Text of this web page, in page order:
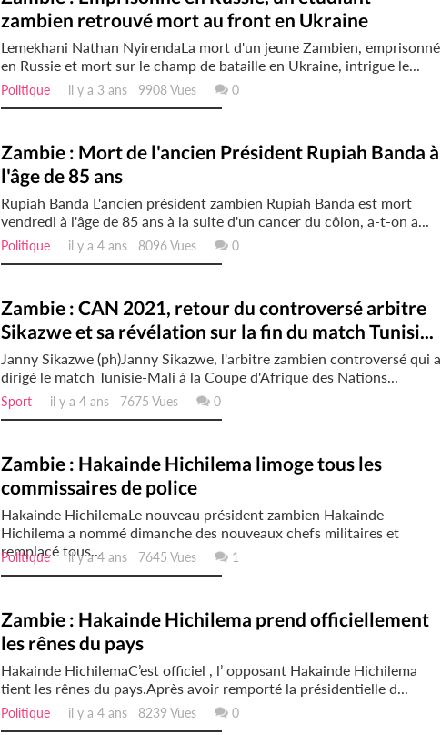
zambien retrouvé mort au front en Ukraine
Lemekhani Nathan NyirendaLa mort d'un jeune Zambien, emprisonné
en Russie et mort sur le champ de bataille en Ukraine, intrigue le...
Politique il y a 3 ans 9908 Vues 0
Zambie : Mort de l'ancien Président Rupiah Banda à
l'âge de 85 ans
Rupiah Banda L'ancien président zambien Rupiah Banda est mort
vendredi à l'âge de 85 ans à la suite d'un cancer du côlon, a-t-on a...
Politique il y a 4 ans 8096 Vues 0
Zambie : CAN 2021, retour du controversé arbitre
Sikazwe et sa révélation sur la fin du match Tunisi...
Janny Sikazwe (ph)Janny Sikazwe, l'arbitre zambien controversé qui a
dirigé le match Tunisie-Mali à la Coupe d'Afrique des Nations...
Sport il y a 4 ans 7675 Vues 0
Zambie : Hakainde Hichilema limoge tous les
commissaires de police
Hakainde HichilemaLe nouveau président zambien Hakainde
Hichilema a nommé dimanche des nouveaux chefs militaires et
remplacé tous...
Politiqueil y a 4 ans 7645 Vues 1
Zambie : Hakainde Hichilema prend officiellement
les rênes du pays
Hakainde HichilemaC’est officiel , l’ opposant Hakainde Hichilema
tient les rênes du pays.Après avoir remporté la présidentielle d...
Politique il y a 4 ans 8239 Vues 0